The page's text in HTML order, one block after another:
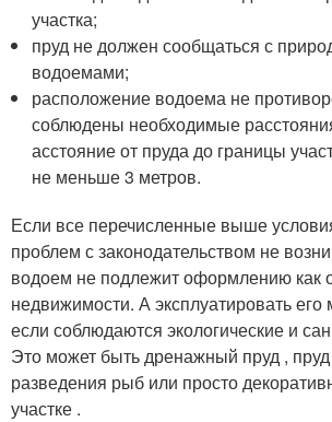
участка;
пруд не должен сообщаться с
водоемами;
расположение водоема не
соблюдены необходимые
асстояние от пруда до границы
не меньше 3 метров.
Если все перечисленные выше
проблем с законодательством не
водоем не подлежит оформлению как
недвижимости. А эксплуатировать его
если соблюдаются экологические и
Это может быть дренажный пруд ,
разведения рыб или просто
участке .